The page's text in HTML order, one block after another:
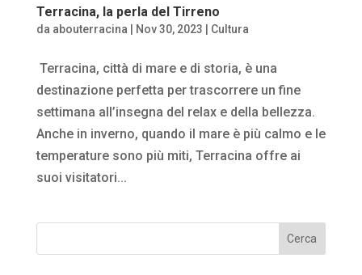
Terracina, la perla del Tirreno
da abouterracina Nov 30, 2023 Cultura
Terracina, città di mare e di storia, è una
destinazione perfetta per trascorrere un fine
settimana all’insegna del relax e della bellezza.
Anche in inverno, quando il mare è più calmo e le
temperature sono più miti, Terracina offre ai
suoi visitatori...
Cerca